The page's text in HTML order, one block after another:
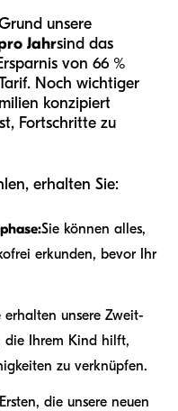
unsere
Jahrsind das
von 66 %
Noch wichtiger
konzipiert
Fortschritte zu
erhalten Sie:
Sie können alles,
erkunden, bevor Ihr
erhalten unsere Zweit-
die Ihrem Kind hilft,
zu verknüpfen.
die unsere neuen